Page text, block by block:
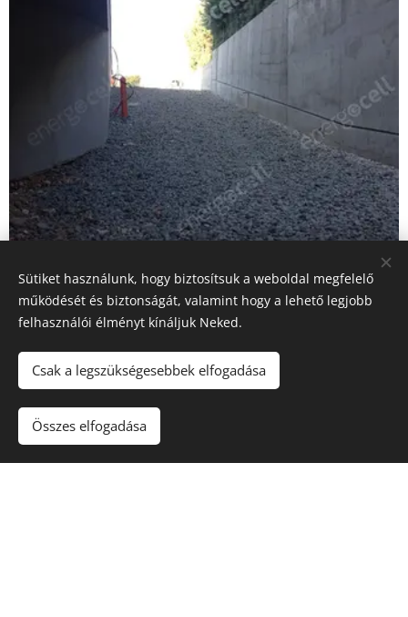
A debreceni családi ház garázslejárati rámpája alatt
Energocell®-t dolgoztak be. A 20 cm tömörített
rétegvastagságú üveghab granulátum alkalmazásával a
rámpa fűtése hatékonyabban üzemeltethető.
Sütiket használunk, hogy biztosítsuk a weboldal megfelelő
működését és biztonságát, valamint hogy a lehető legjobb
felhasználói élményt kínáljuk Neked.
Csak a legszükségesebbek elfogadása
Összes elfogadása